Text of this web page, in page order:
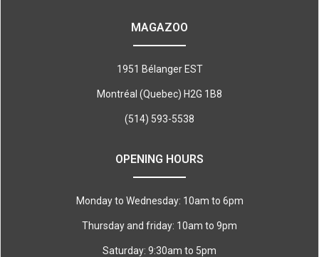
MAGAZOO
1951 Bélanger EST
Montréal (Quebec) H2G 1B8
(514) 593-5538
OPENING HOURS
Monday to Wednesday: 10am to 6pm
Thursday and friday: 10am to 9pm
Saturday: 9:30am to 5pm